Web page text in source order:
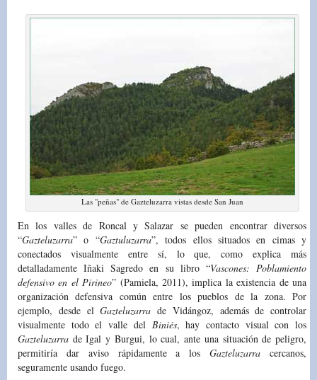
Las "peñas" de Gazteluzarra vistas desde San Juan
En los valles de Roncal y Salazar se pueden encontrar diversos
“Gazteluzarra” o “Gaztuluzarra”, todos ellos situados en cimas y
conectados visualmente entre sí, lo que, como explica más
detalladamente Iñaki Sagredo en su libro “Vascones: Poblamiento
defensivo en el Pirineo” (Pamiela, 2011), implica la existencia de una
organización defensiva común entre los pueblos de la zona. Por
ejemplo, desde elGazteluzarra de Vidángoz, además de controlar
visualmente todo el valle del Biniés, hay contacto visual con los
Gazteluzarra de Igal y Burgui, lo cual, ante una situación de peligro,
permitiría dar aviso rápidamente a losGazteluzarra cercanos,
seguramente usando fuego.